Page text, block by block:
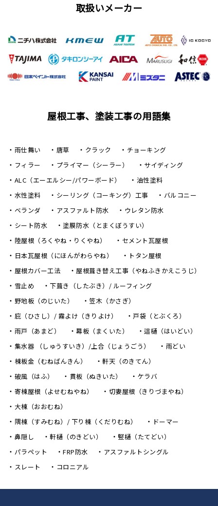
取扱いメーカー
屋根工事、塗装工事の用語集
雨仕舞い 唐草 クラック
チョーキング
フィラー
プライマー（シーラー）
サイディング
ALC（エーエルシー/パワーボード）
油性塗料
水性塗料
シーリング（コーキング）工事
バルコニー
ベランダ
アスファルト防水
ウレタン防水
シート防水
塗膜防水（とまくぼうすい）
陸屋根（ろくやね・りくやね）
セメント瓦屋根
日本瓦屋根（にほんがわらやね）
トタン屋根
屋根カバー工法
屋根葺き替え工事（やねふきかえこうじ）
雪止め
下葺き（したぶき）/ ルーフィング
野地板（のじいた）
笠木（かさぎ）
庇（ひさし）/ 霧よけ（きりよけ）
戸袋（とぶくろ）
雨戸（あまど）
幕板（まくいた）
這樋（はいどい）
集水器 （しゅうすいき）/上合（じょうごう）
雨どい
棟板金（むねばんきん）
軒天（のきてん）
破風（はふ）
貫板（ぬきいた）
ケラバ
寄棟屋根（よせむねやね）
切妻屋根（きりづまやね）
大棟（おおむね）
隅棟（すみむね）/ 下り棟（くだりむね）
ドーマー
鼻隠し
軒樋（のきどい）
竪樋（たてどい）
パラペット
FRP防水
アスファルトシングル
スレート
コロニアル